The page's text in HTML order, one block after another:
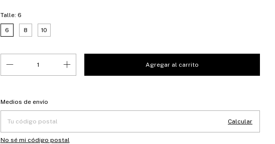
Talle: 6
6 8 10
Entregas para el CP:
Medios de envío
Calcular
No sé mi código postal